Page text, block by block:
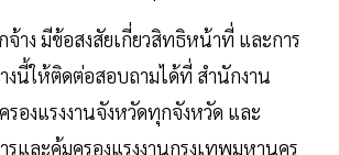
าง มีข้อสงสัยเกี่ยวสิทธิหน้าที่ และการ
นี้ให้ติดต่อสอบถามได้ที่ สำนักงาน
รองแรงงานจังหวัดทุกจังหวัด และ
รและคุ้มครองแรงงานกรุงเทพมหานคร